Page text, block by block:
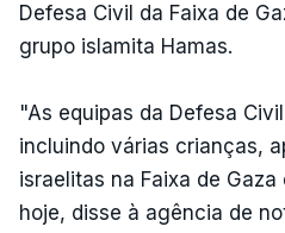
Defesa Civil da Faixa de
grupo islamita Hamas.
"As equipas da Defesa
incluindo várias crianças,
israelitas na Faixa de
hoje, disse à agência de